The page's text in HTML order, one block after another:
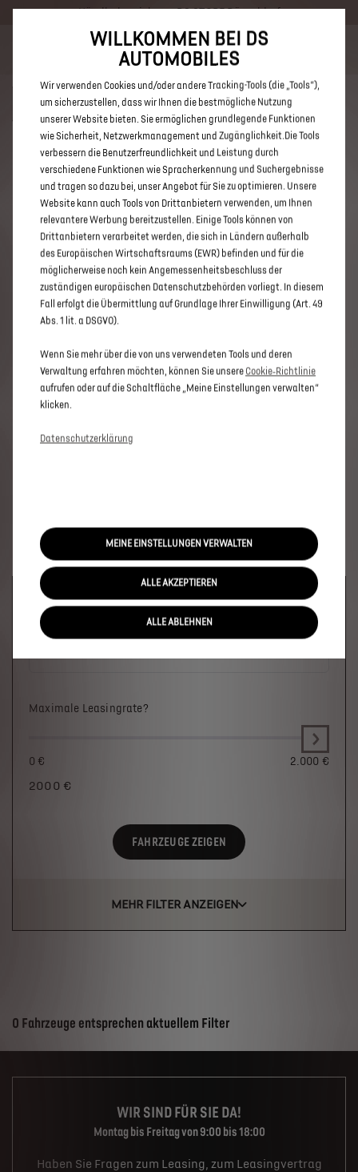
Händlerbereich von DS STORE Düsseldorf
Bis zu 6.000 € staatliche Förderprämie für E-Autos und Plug-In-
Hybride. Mehr erfahren >>
ENTDECKEN SIE ALLE DS 3 UND
DS 3 CROSSBACK NEUWAGEN
VON DS STORE DÜSSELDORF
Welches Fahrzeug?
Maximale Leasingrate?
0 € 2.000 €
2000 €
FAHRZEUGE ZEIGEN
MEHR FILTER ANZEIGEN
Suchergebnisse
0 Fahrzeuge entsprechen aktuellem Filter
WIR SIND FÜR SIE DA!
Montag bis Freitag von 9:00 bis 18:00
Haben Sie Fragen zum Leasing, zum Leasingvertrag
WILLKOMMEN BEI DS
AUTOMOBILES
Wir verwenden Cookies und/oder andere Tracking-Tools (die „Tools“),
um sicherzustellen, dass wir Ihnen die bestmögliche Nutzung
unserer Website bieten. Sie ermöglichen grundlegende Funktionen
wie Sicherheit, Netzwerkmanagement und Zugänglichkeit.Die Tools
verbessern die Benutzerfreundlichkeit und Leistung durch
verschiedene Funktionen wie Spracherkennung und Suchergebnisse
und tragen so dazu bei, unser Angebot für Sie zu optimieren. Unsere
Website kann auch Tools von Drittanbietern verwenden, um Ihnen
relevantere Werbung bereitzustellen. Einige Tools können von
Drittanbietern verarbeitet werden, die sich in Ländern außerhalb
des Europäischen Wirtschaftsraums (EWR) befinden und für die
möglicherweise noch kein Angemessenheitsbeschluss der
zuständigen europäischen Datenschutzbehörden vorliegt. In diesem
Fall erfolgt die Übermittlung auf Grundlage Ihrer Einwilligung (Art. 49
Abs. 1 lit. a DSGVO).
Wenn Sie mehr über die von uns verwendeten Tools und deren
Verwaltung erfahren möchten, können Sie unsere Cookie‑Richtlinie
aufrufen oder auf die Schaltfläche „Meine Einstellungen verwalten“
klicken.
Datenschutzerklärung
MEINE EINSTELLUNGEN VERWALTEN
ALLE AKZEPTIEREN
ALLE ABLEHNEN